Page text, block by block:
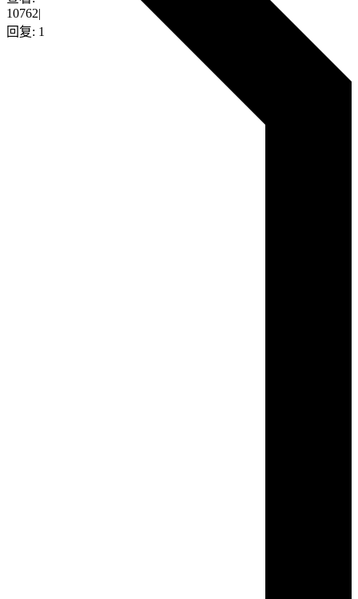
10762|
回复: 1